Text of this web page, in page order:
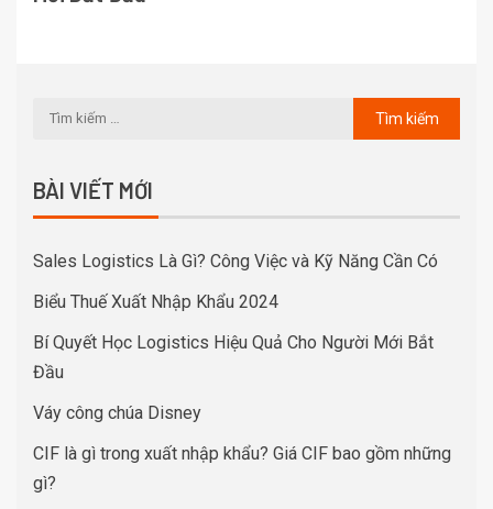
BÀI VIẾT MỚI
Sales Logistics Là Gì? Công Việc và Kỹ Năng Cần Có
Biểu Thuế Xuất Nhập Khẩu 2024
Bí Quyết Học Logistics Hiệu Quả Cho Người Mới Bắt
Đầu
Váy công chúa Disney
CIF là gì trong xuất nhập khẩu? Giá CIF bao gồm những
gì?